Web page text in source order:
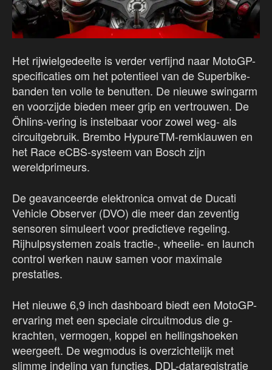
Het rijwielgedeelte is verder verfijnd naar MotoGP-
specificaties om het potentieel van de Superbike-
banden ten volle te benutten. De nieuwe swingarm
en voorzijde bieden meer grip en vertrouwen. De
Öhlins-vering is instelbaar voor zowel weg- als
circuitgebruik. Brembo HypureTM-remklauwen en
het Race eCBS-systeem van Bosch zijn
wereldprimeurs.
De geavanceerde elektronica omvat de Ducati
Vehicle Observer (DVO) die meer dan zeventig
sensoren simuleert voor predictieve regeling.
Rijhulpsystemen zoals tractie-, wheelie- en launch
control werken nauw samen voor maximale
prestaties.
Het nieuwe 6,9 inch dashboard biedt een MotoGP-
ervaring met een speciale circuitmodus die g-
krachten, vermogen, koppel en hellingshoeken
weergeeft. De wegmodus is overzichtelijk met
slimme indeling van functies. DDL-dataregistratie